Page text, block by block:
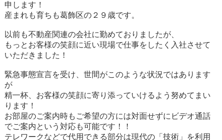
申します！
産まれも育ちも葛飾区の２９歳です。
以前も不動産関連の会社に勤めておりましたが、
もっとお客様の笑顔に近い現場で仕事をしたく入社させて
いただきました！
緊急事態宣言を受け、世間がこのような状況ではあります
が
精一杯、お客様の笑顔に寄り添っていけるよう努めてまい
ります！
お部屋のご案内時もご希望の方には対面せずにビデオ通話
でご案内という対応も可能です！！
テレワークなどで代用できる部分は現代の「技術」を利用